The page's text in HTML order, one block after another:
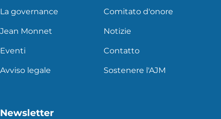
La governance Comitato d'onore
Jean Monnet Notizie
Eventi Contatto
Avviso legale Sostenere l'AJM
Newsletter